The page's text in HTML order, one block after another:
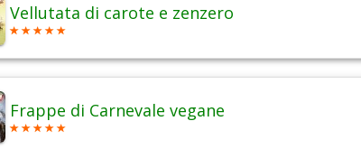
Vellutata di carote e zenzero
Frappe di Carnevale vegane